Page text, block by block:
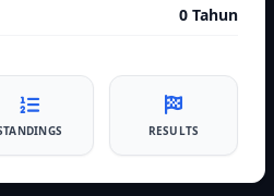
0 Tahun
RESULTS